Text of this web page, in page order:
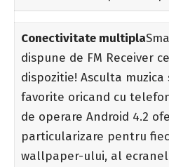
Conectivitate multipla
dispune de FM Receiver
dispozitie! Asculta
favorite oricand cu
de operare Android 4.2
particularizare pentru
wallpaper-ului, al